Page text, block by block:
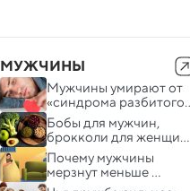
МУЖЧИНЫ
Мужчины умирают от
«синдрома разбитого
сердца» в два раза
чаще, чем женщины
Бобы для мужчин,
брокколи для женщин:
польза овощей зависит
от пола человека
Почему мужчины
мерзнут меньше
женщин — выяснили